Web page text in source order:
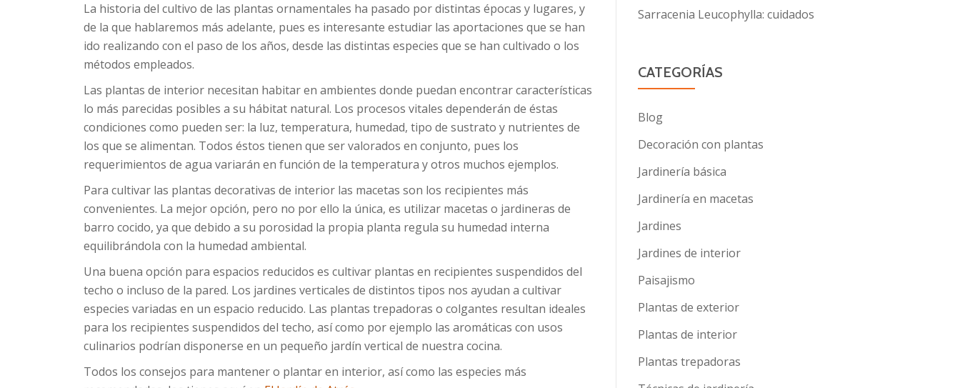
La historia del cultivo de las plantas ornamentales ha pasado por distintas épocas y lugares, y
de la que hablaremos más adelante, pues es interesante estudiar las aportaciones que se han
ido realizando con el paso de los años, desde las distintas especies que se han cultivado o los
métodos empleados.
Las plantas de interior necesitan habitar en ambientes donde puedan encontrar características
lo más parecidas posibles a su hábitat natural. Los procesos vitales dependerán de éstas
condiciones como pueden ser: la luz, temperatura, humedad, tipo de sustrato y nutrientes de
los que se alimentan. Todos éstos tienen que ser valorados en conjunto, pues los
requerimientos de agua variarán en función de la temperatura y otros muchos ejemplos.
Para cultivar las plantas decorativas de interior las macetas son los recipientes más
convenientes. La mejor opción, pero no por ello la única, es utilizar macetas o jardineras de
barro cocido, ya que debido a su porosidad la propia planta regula su humedad interna
equilibrándola con la humedad ambiental.
Una buena opción para espacios reducidos es cultivar plantas en recipientes suspendidos del
techo o incluso de la pared. Los jardines verticales de distintos tipos nos ayudan a cultivar
especies variadas en un espacio reducido. Las plantas trepadoras o colgantes resultan ideales
para los recipientes suspendidos del techo, así como por ejemplo las aromáticas con usos
culinarios podrían disponerse en un pequeño jardín vertical de nuestra cocina.
Todos los consejos para mantener o plantar en interior, así como las especies más
Sarracenia Leucophylla: cuidados
CATEGORÍAS
Blog
Decoración con plantas
Jardinería básica
Jardinería en macetas
Jardines
Jardines de interior
Paisajismo
Plantas de exterior
Plantas de interior
Plantas trepadoras